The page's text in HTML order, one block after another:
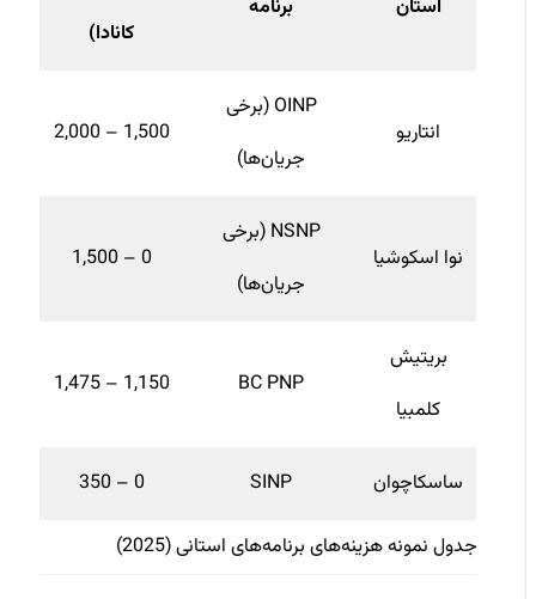
استان
برنامه
کانادا)
انتاریو
OINP (برخی
جریان‌ها)
1,500 – 2,000
نوا اسکوشیا
NSNP (برخی
جریان‌ها)
0 – 1,500
بریتیش
کلمبیا
BC PNP
1,150 – 1,475
ساسکاچوان SINP
0 – 350
جدول نمونه هزینه‌های برنامه‌های استانی (2025)